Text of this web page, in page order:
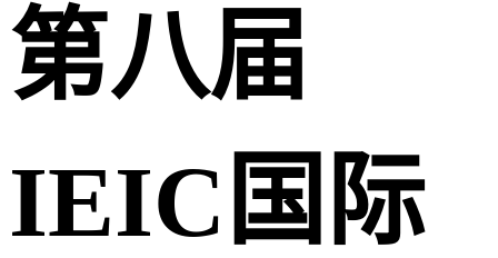
第八届
IEIC国际